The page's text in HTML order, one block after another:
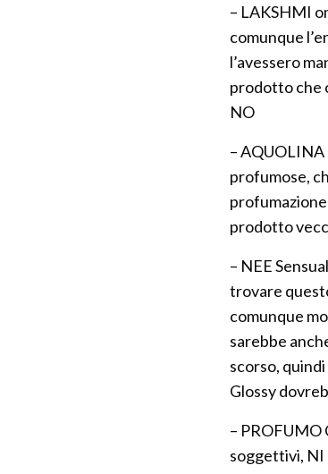
– LAKSHMI
comunque
l’avessero
prodotto che
NO
–
profumose,
prodotto
– NEE
trovare
comunque
sarebbe
scorso, quindi
Glossy
–
soggettivi, NI